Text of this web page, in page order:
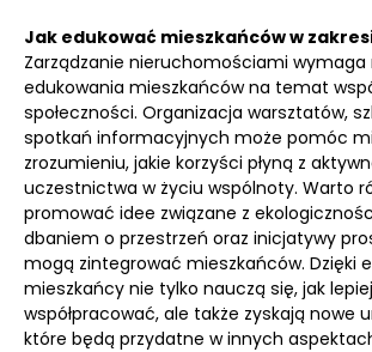
Jak edukować mieszkańców w
Zarządzanie nieruchomościami wymaga
edukowania mieszkańców na temat
społeczności. Organizacja warsztatów,
spotkań informacyjnych może pomóc
zrozumieniu, jakie korzyści płyną z
uczestnictwa w życiu wspólnoty. Warto
promować idee związane z
dbaniem o przestrzeń oraz inicjatywy
mogą zintegrować mieszkańców. Dzięki
mieszkańcy nie tylko nauczą się, jak lepiej
współpracować, ale także zyskają nowe
które będą przydatne w innych